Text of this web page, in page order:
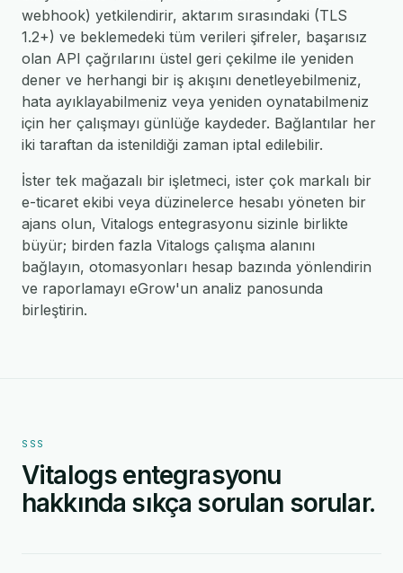
webhook) yetkilendirir, aktarım sırasındaki (TLS
1.2+) ve beklemedeki tüm verileri şifreler, başarısız
olan API çağrılarını üstel geri çekilme ile yeniden
dener ve herhangi bir iş akışını denetleyebilmeniz,
hata ayıklayabilmeniz veya yeniden oynatabilmeniz
için her çalışmayı günlüğe kaydeder. Bağlantılar her
iki taraftan da istenildiği zaman iptal edilebilir.
İster tek mağazalı bir işletmeci, ister çok markalı bir
e-ticaret ekibi veya düzinelerce hesabı yöneten bir
ajans olun, Vitalogs entegrasyonu sizinle birlikte
büyür; birden fazla Vitalogs çalışma alanını
bağlayın, otomasyonları hesap bazında yönlendirin
ve raporlamayı eGrow'un analiz panosunda
birleştirin.
SSS
Vitalogs entegrasyonu
hakkında sıkça sorulan sorular.